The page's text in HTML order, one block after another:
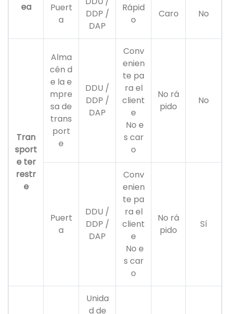
ea
Puert
a
DDP /
DAP
Rápid
o
Caro No
Tran
sport
e ter
restr
e
Alma
cén d
e la e
mpre
sa de
trans
port
e
DDU /
DDP /
DAP
Conv
enien
te pa
ra el
client
e
No e
s car
o
No rá
pido
No
Puert
a
DDU /
DDP /
DAP
Conv
enien
te pa
ra el
client
e
No e
s car
o
No rá
pido
Sí
Unida
d de